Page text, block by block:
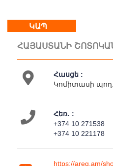
մասին
Կապ
Գործունեություն
Քարտեզ
ԿԱՊ
ՀԱՅԱՍՏԱՆԻ
Հասցե :
Կոմիտասի պող.
Հեռ․ :
+374 10 271538
+374 10 221178
https://areg.am/